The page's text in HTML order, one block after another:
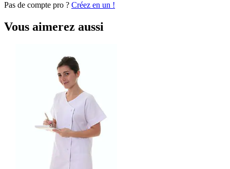
Pas de compte pro ? Créez en un !
Vous aimerez aussi